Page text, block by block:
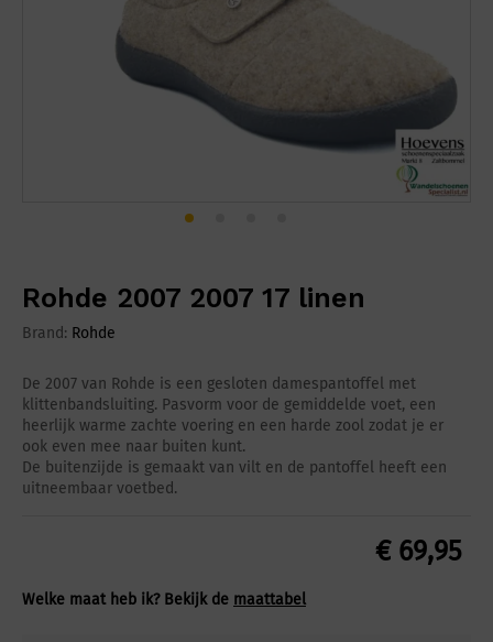
Rohde 2007 2007 17 linen
Brand: Rohde
De 2007 van Rohde is een gesloten damespantoffel met
klittenbandsluiting. Pasvorm voor de gemiddelde voet, een
heerlijk warme zachte voering en een harde zool zodat je er
ook even mee naar buiten kunt.
De buitenzijde is gemaakt van vilt en de pantoffel heeft een
uitneembaar voetbed.
€69,95
Welke maat heb ik? Bekijk de maattabel